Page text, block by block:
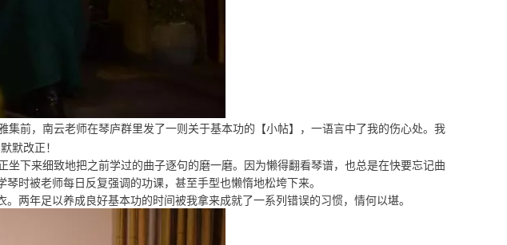
前，南云老师在琴庐群里发了一则关于基本功的【小帖】，一语言中了我的伤心处。我
默改正！
下来细致地把之前学过的曲子逐句的磨一磨。因为懒得翻看琴谱，也总是在快要忘记曲
时被老师每日反复强调的功课，甚至手型也懒惰地松垮下来。
两年足以养成良好基本功的时间被我拿来成就了一系列错误的习惯，情何以堪。